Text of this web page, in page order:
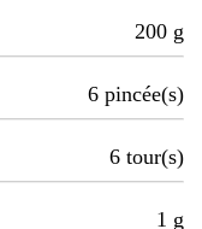
200 g
6 pincée(s)
6 tour(s)
1 g